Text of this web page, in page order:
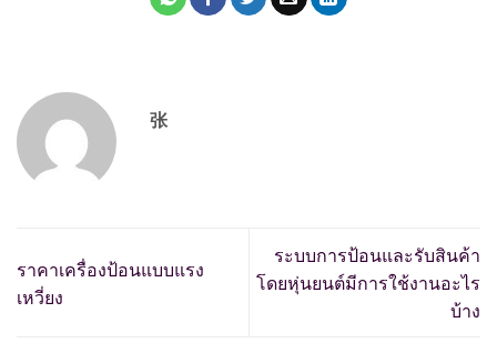
张
ราคาเครื่องป้อนแบบแรง
เหวี่ยง
ระบบการป้อนและรับสินค้า
โดยหุ่นยนต์มีการใช้งานอะไร
บ้าง